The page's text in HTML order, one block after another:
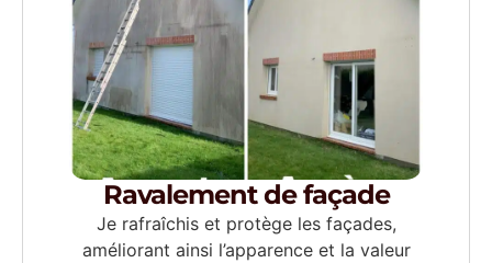
Ravalement de façade
Je rafraîchis et protège les façades,
améliorant ainsi l’apparence et la valeur